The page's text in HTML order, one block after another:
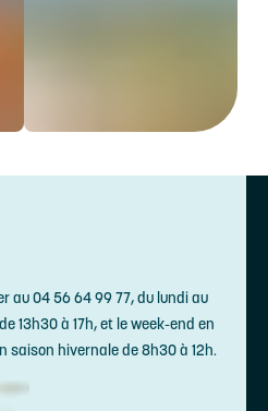
au 04 56 64 99 77, du lundi au
13h30 à 17h, et le week-end en
saison hivernale de 8h30 à 12h.